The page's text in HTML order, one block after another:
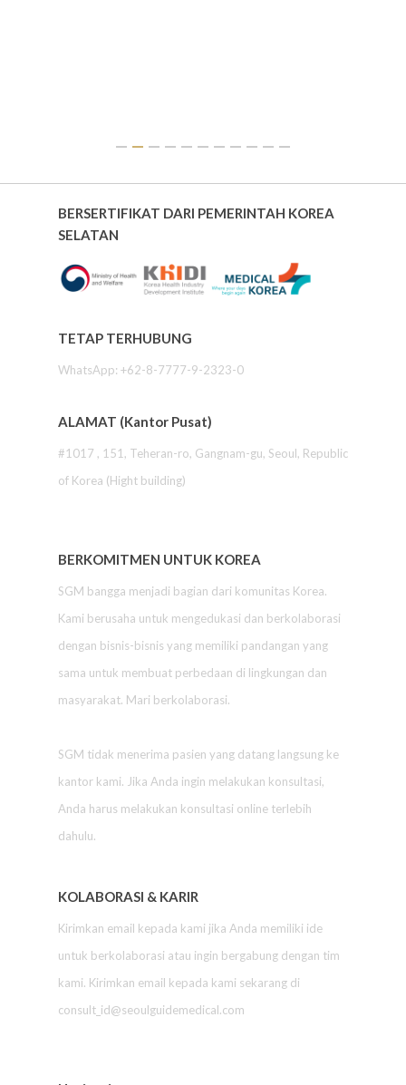
BERSERTIFIKAT DARI PEMERINTAH KOREA
SELATAN
TETAP TERHUBUNG
WhatsApp: +62-8-7777-9-2323-0
ALAMAT (Kantor Pusat)
#1017 , 151, Teheran-ro, Gangnam-gu, Seoul, Republic
of Korea (Hight building)
BERKOMITMEN UNTUK KOREA
SGM bangga menjadi bagian dari komunitas Korea.
Kami berusaha untuk mengedukasi dan berkolaborasi
dengan bisnis-bisnis yang memiliki pandangan yang
sama untuk membuat perbedaan di lingkungan dan
masyarakat. Mari berkolaborasi.
SGM tidak menerima pasien yang datang langsung ke
kantor kami. Jika Anda ingin melakukan konsultasi,
Anda harus melakukan konsultasi online terlebih
dahulu.
KOLABORASI & KARIR
Kirimkan email kepada kami jika Anda memiliki ide
untuk berkolaborasi atau ingin bergabung dengan tim
kami. Kirimkan email kepada kami sekarang di
consult_id@seoulguidemedical.com